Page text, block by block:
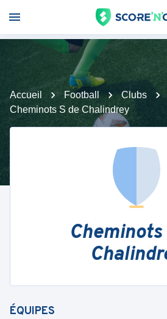
Accueil Football Clubs
Cheminots S de Chalindrey
Cheminots
ÉQUIPES